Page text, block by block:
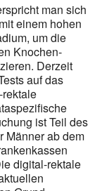
man sich
einem hohen
um die
Knochen­
Derzeit
auf das
ist Teil des
Männer ab dem
digital-rektale